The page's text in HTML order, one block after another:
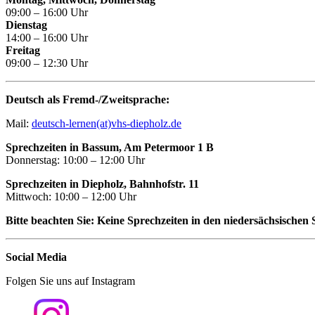
09:00 – 16:00 Uhr
Dienstag
14:00 – 16:00 Uhr
Freitag
09:00 – 12:30 Uhr
Deutsch als Fremd-/Zweitsprache:
Mail: deutsch-lernen(at)vhs-diepholz.de
Sprechzeiten in Bassum, Am Petermoor 1 B
Donnerstag: 10:00 – 12:00 Uhr
Sprechzeiten in Diepholz, Bahnhofstr. 11
Mittwoch: 10:00 – 12:00 Uhr
Bitte beachten Sie: Keine Sprechzeiten in den niedersächsischen
Social Media
Folgen Sie uns auf Instagram